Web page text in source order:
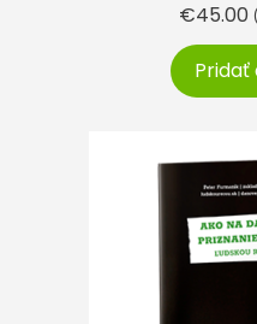
€45.00 (
Pridať